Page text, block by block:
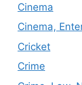
Cinema
Cinema,
Cricket
Crime